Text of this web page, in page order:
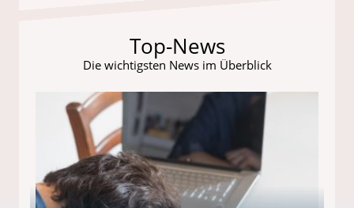
Top-News
Die wichtigsten News im Überblick